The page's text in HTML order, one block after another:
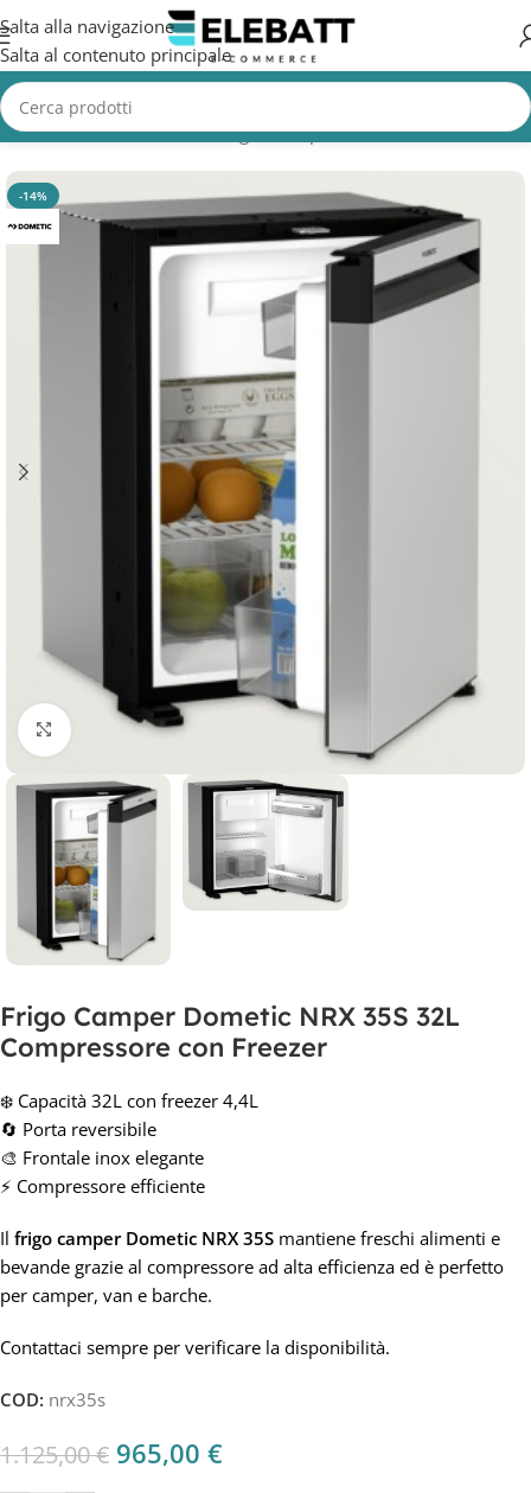
Salta alla navigazione
Salta al contenuto principale
Home/Accessori Nautica/Frigorifero per Barca
-14%
Clicca per ingrandire
Frigo Camper Dometic NRX 35S 32L
Compressore con Freezer
❄️ Capacità 32L con freezer 4,4L
🔄 Porta reversibile
🎨 Frontale inox elegante
⚡ Compressore efficiente
Il frigo camper Dometic NRX 35S mantiene freschi alimenti e
bevande grazie al compressore ad alta efficienza ed è perfetto
per camper, van e barche.
Contattaci sempre per verificare la disponibilità.
COD: nrx35s
1.125,00€ 965,00 €